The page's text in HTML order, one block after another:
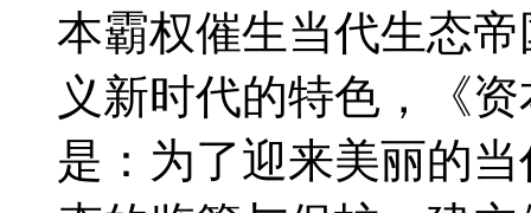
本霸权催生当代生态
义新时代的特色，《
是：为了迎来美丽的